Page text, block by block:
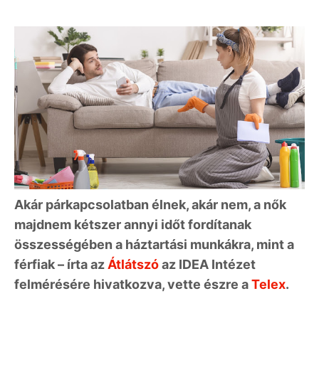
Akár párkapcsolatban élnek, akár nem, a nők
majdnem kétszer annyi időt fordítanak
összességében a háztartási munkákra, mint a
férfiak – írta azÁtlátszóaz IDEA Intézet
felmérésére hivatkozva, vette észre aTelex.